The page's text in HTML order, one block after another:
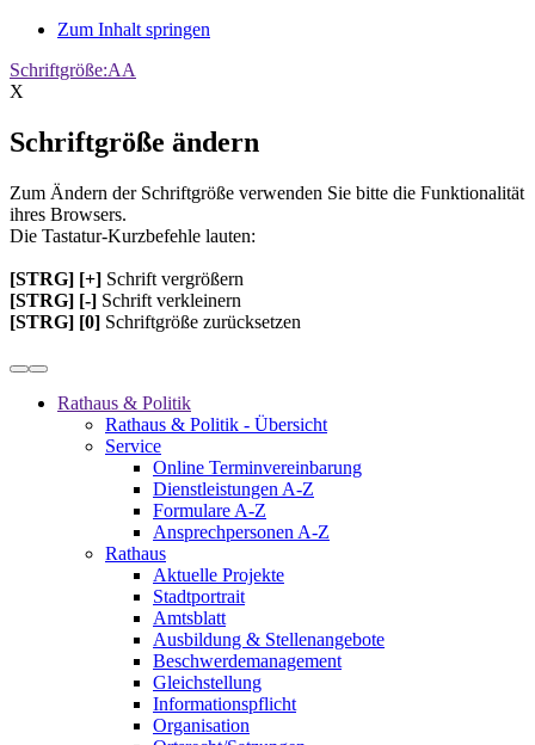
Zum Inhalt springen
Schriftgröße:AA
X
Schriftgröße ändern
Zum Ändern der Schriftgröße verwenden Sie bitte die Funktionalität
ihres Browsers.
Die Tastatur-Kurzbefehle lauten:
[STRG] [+] Schrift vergrößern
[STRG] [-] Schrift verkleinern
[STRG] [0] Schriftgröße zurücksetzen
Rathaus & Politik
Rathaus & Politik - Übersicht
Service
Online Terminvereinbarung
Dienstleistungen A-Z
Formulare A-Z
Ansprechpersonen A-Z
Rathaus
Aktuelle Projekte
Stadtportrait
Amtsblatt
Ausbildung & Stellenangebote
Beschwerdemanagement
Gleichstellung
Informationspflicht
Organisation